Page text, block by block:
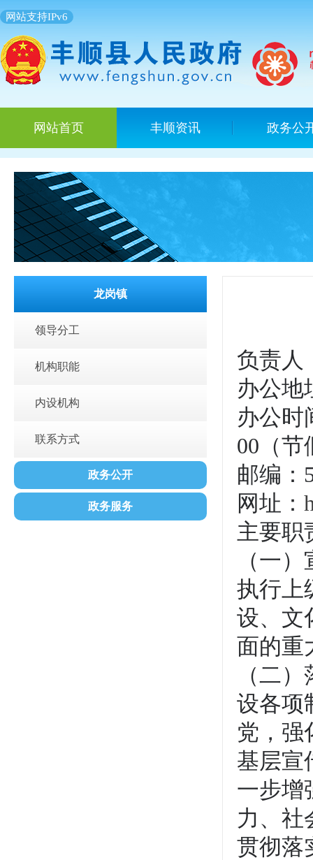
网站支持IPv6
网站首页 丰顺资讯 政务公
龙岗镇
领导分工
机构职能
内设机构
联系方式
政务公开
政务服务
负责人
办公地
办公时
00（节
邮编：
网址：
主要职
（一
执行上
设、文
面的重
（二
设各项
党，强
基层宣
一步增
力、社
贯彻落